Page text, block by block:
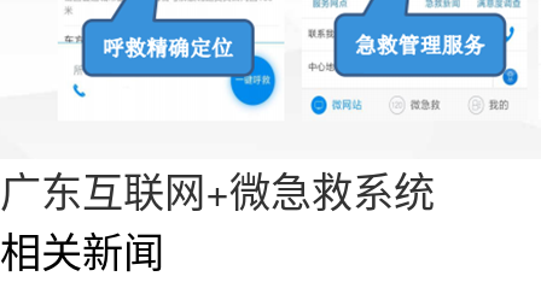
广东互联网+微急救系统
相关新闻